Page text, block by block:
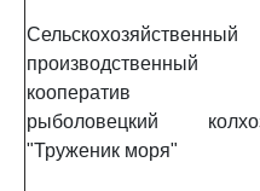
Сельскохозяйственный
производственный
кооператив
рыболовецкий
"Труженик моря"